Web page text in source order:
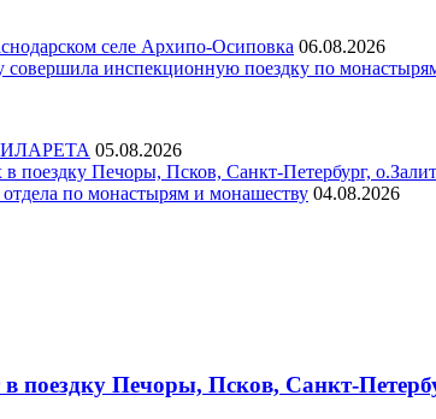
селе Архипо-Осиповка 06.08.2026
инспекционную поездку по
ФИЛАРЕТА 05.08.2026
поездку Печоры, Псков, Санкт-Петербург, о.Залит
по монастырям и монашеству 04.08.2026
Печоры, Псков, Санкт-